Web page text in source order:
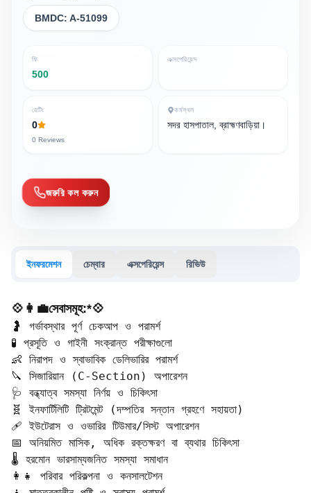
BMDC: A-51099
ফি
500
এক্সপেরিয়েন্স
রেটিং
0
0 Reviews
কর্মস্থল
সদর হাসপাতাল, ব্রাহ্মণবাড়িয়া।
জরুরি কল করুন
ইনফরমেশন চেম্বার এক্সপেরিয়েন্স রিভিউ
💠👩‍💼সেবাসমূহ:*💠
🤰 গর্ভাবস্থার পূর্ণ চেকআপ ও পরামর্শ
🧪 প্রসূতি ও গাইনী সংক্রান্ত পরীক্ষাগুলো
👶 নিরাপদ ও স্বাভাবিক ডেলিভারির পরামর্শ
🔪 সিজারিয়ান (C-Section) অপারেশন
🩺 বন্ধ্যাত্ব সমস্যা নির্ণয় ও চিকিৎসা
🧬 ইনফার্টিলিটি ট্রিটমেন্ট (দম্পতির সন্তান গ্রহণে সহায়তা)
🩹 ইউটেরাস ও ওভারির টিউমার/সিস্ট অপারেশন
📅 অনিয়মিত মাসিক, অধিক রক্তক্ষরণ বা ব্যথার চিকিৎসা
🌡️ হরমোন ভারসাম্যজনিত সমস্যা সমাধান
👩‍👧 পরিবার পরিকল্পনা ও কনসালটেশন